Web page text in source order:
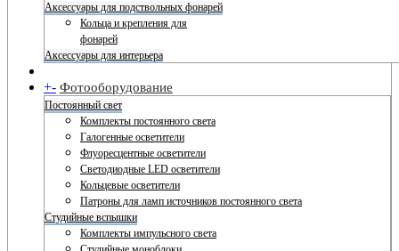
Аксессуары для подствольных фонарей
Кольца и крепления для
фонарей
Аксессуары для интерьера
+- Фотооборудование
Постоянный свет
Комплекты постоянного света
Галогенные осветители
Флуоресцентные осветители
Светодиодные LED осветители
Кольцевые осветители
Патроны для ламп источников постоянного света
Студийные вспышки
Комплекты импульсного света